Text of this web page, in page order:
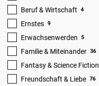
Beruf & Wirtschaft 4
Ernstes 9
Erwachsenwerden 5
Familie & Miteinander 36
Fantasy & Science Fiction
Freundschaft & Liebe 76